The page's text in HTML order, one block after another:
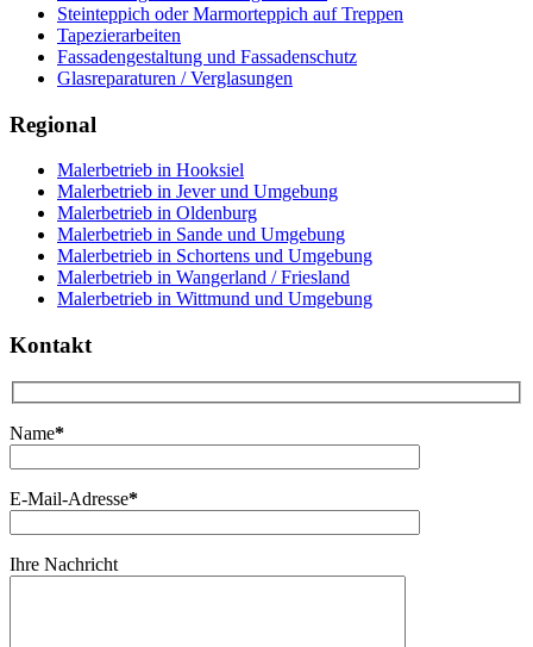
Steinteppich oder Marmorteppich auf Treppen
Tapezierarbeiten
Fassadengestaltung und Fassadenschutz
Glasreparaturen / Verglasungen
Regional
Malerbetrieb in Hooksiel
Malerbetrieb in Jever und Umgebung
Malerbetrieb in Oldenburg
Malerbetrieb in Sande und Umgebung
Malerbetrieb in Schortens und Umgebung
Malerbetrieb in Wangerland / Friesland
Malerbetrieb in Wittmund und Umgebung
Kontakt
Name*
E-Mail-Adresse*
Ihre Nachricht